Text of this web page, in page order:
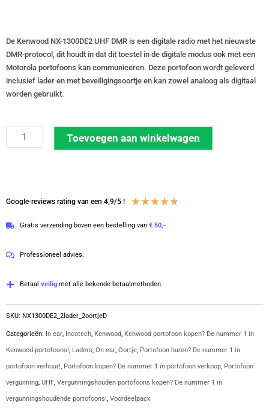
De Kenwood NX-1300DE2 UHF DMR is een digitale radio met het nieuwste
DMR-protocol, dit houdt in dat dit toestel in de digitale modus ook met een
Motorola portofoons kan communiceren. Deze portofoon wordt geleverd
inclusief lader en met beveiligingsoortje en kan zowel analoog als digitaal
worden gebruikt.
van
NX1300DE2
UHF
MHz
laders
en
D-
vorm
oortjes
Toevoegen aan winkelwagen
Google-reviews rating van een 4,9/5 ! ★★★★★
Gratis verzending boven een bestelling van € 50,-
Professioneel advies.
Betaal veilig met alle bekende betaalmethoden.
SKU: NX1300DE2_2lader_2oortjeD
Categorieën: In ear, Incotech, Kenwood, Kenwood portofoon kopen? De nummer 1 in
Kenwood portofoons!, Laders, On ear, Oortje, Portofoon huren? De nummer 1 in
portofoon verhuur!, Portofoon kopen? De nummer 1 in portofoon verkoop, Portofoon
vergunning, UHF, Vergunningshouden portofoons kopen? De nummer 1 in
vergunningshoudende portofoons!, Voordeelpack